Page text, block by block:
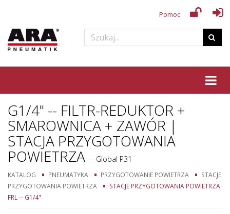
Pomoc
G1/4" -- FILTR-REDUKTOR +
SMAROWNICA + ZAWÓR |
STACJA PRZYGOTOWANIA
POWIETRZA -- Global P31
KATALOG PNEUMATYKA PRZYGOTOWANIE POWIETRZA
STACJE
PRZYGOTOWANIA POWIETRZA
STACJE PRZYGOTOWANIA POWIETRZA
FRL -- G1/4"